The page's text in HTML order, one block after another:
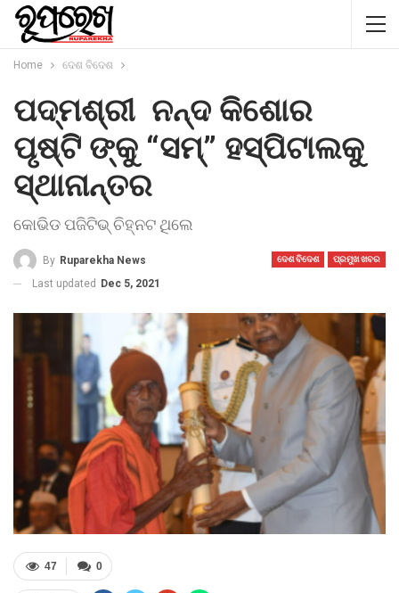
Home ଦେଶ ବିଦେଶ
ପଦ୍ମଶ୍ରୀ ନନ୍ଦ କିଶୋର
ପୃଷ୍ଟି ଙ୍କୁ “ସମ୍” ହସ୍ପିଟାଲକୁ
ସ୍ଥାନାନ୍ତର
କୋଭିଡ ପଜିଟିଭ୍ ଚିହ୍ନଟ ଥିଲେ
ଦେଶ ବିଦେଶ ପ୍ରମୁଖ ଖବର
By Ruparekha News
Last updated Dec 5, 2021
0
47